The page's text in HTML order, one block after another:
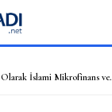
ARA
Bir Yoksullukla